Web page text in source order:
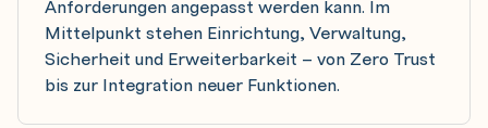
Anforderungen angepasst werden kann. Im
Mittelpunkt stehen Einrichtung, Verwaltung,
Sicherheit und Erweiterbarkeit – von Zero Trust
bis zur Integration neuer Funktionen.